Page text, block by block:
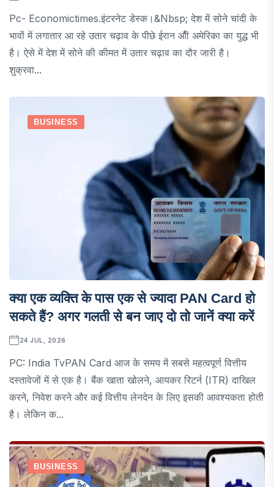
Pc- Economictimes.इंटरनेट डेस्क।&nbsp; देश में सोने चांदी के
भावों में लगातार आ रहे उतार चढ़ाव के पीछे ईरान औी अमेरिका का युद्ध भी
है। ऐसे में देश में सोने की कीमत में उतार चढ़ाव का दौर जारी है।
शुक्रवा...
BUSINESS
क्या एक व्यक्ति के पास एक से ज्यादा PAN Card हो
सकते हैं? अगर गलती से बन जाए दो तो जानें क्या करें
24 JUL, 2026
PC: India TvPAN Card आज के समय में सबसे महत्वपूर्ण वित्तीय
दस्तावेजों में से एक है। बैंक खाता खोलने, आयकर रिटर्न (ITR) दाखिल
करने, निवेश करने और कई वित्तीय लेनदेन के लिए इसकी आवश्यकता होती
है। लेकिन क...
BUSINESS